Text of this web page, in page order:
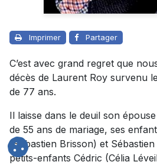
Imprimer Partager
C’est avec grand regret que
décès de Laurent Roy survenu
de 77 ans.
Il laisse dans le deuil son
de 55 ans de mariage, ses
(Sébastien Brisson) et
petits-enfants Cédric (Célia